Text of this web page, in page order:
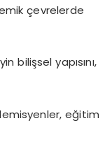
çevrelerde
bilişsel yapısını,
eğitim